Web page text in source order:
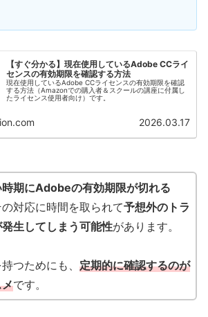
【すぐ分かる】現在使用しているAdobe CCライ
センスの有効期限を確認する方法
現在使用しているAdobe CCライセンスの有効期限を確認
する方法（Amazonでの購入者＆スクールの講座に付属し
たライセンス使用者向け）です。
2026.03.17
期にAdobeの有効期限が切れる
の対応に時間を取られて予想外のトラ
生してしまう可能性があります。
つためにも、 定期的に確認するのが
です。